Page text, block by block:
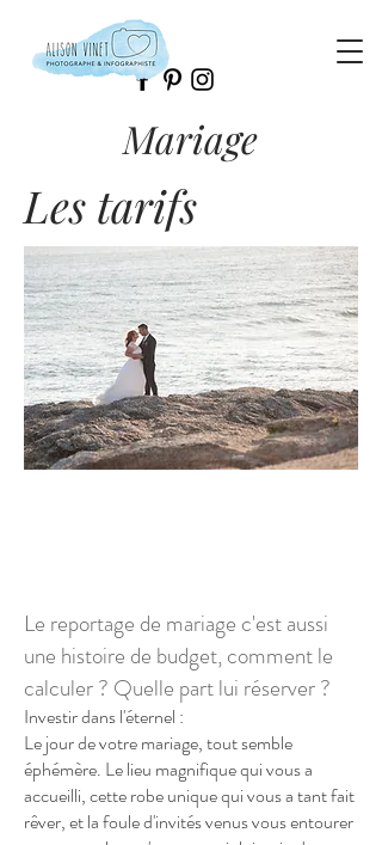
Mariage
Les tarifs
Le reportage de mariage c'est aussi
une histoire de budget, comment le
calculer ? Quelle part lui réserver ?
Investir dans l'éternel :
Le jour de votre mariage, tout semble
éphémère. Le lieu magnifique qui vous a
accueilli, cette robe unique qui vous a tant fait
rêver, et la foule d'invités venus vous entourer